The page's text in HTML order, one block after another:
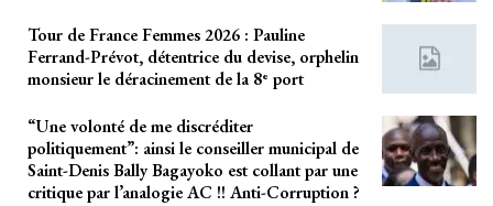
Tour de France Femmes 2026 : Pauline
Ferrand-Prévot, détentrice du devise, orphelin
monsieur le déracinement de la 8ᵉ port
“Une volonté de me discréditer
politiquement”: ainsi le conseiller municipal de
Saint-Denis Bally Bagayoko est collant par une
critique par l’analogie AC !! Anti-Corruption ?